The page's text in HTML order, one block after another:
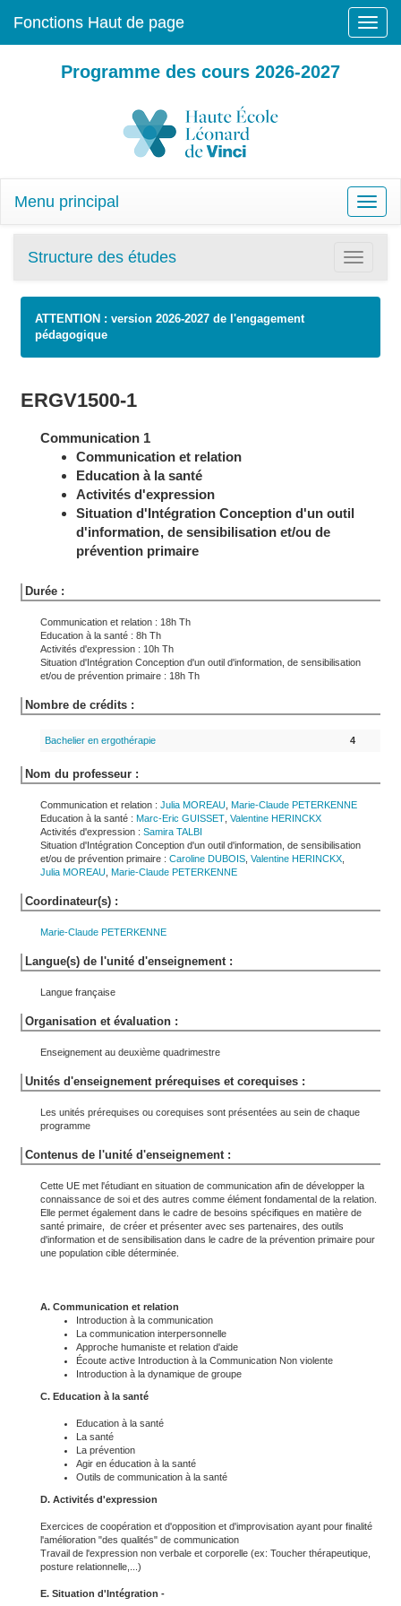
Toggle
Fonctions Haut de page
Programme des cours 2026-2027
Toggle
Menu principal
Toggle
Structure des études
ATTENTION : version 2026-2027 de l'engagement
pédagogique
ERGV1500-1
Communication 1
Communication et relation
Education à la santé
Activités d'expression
Situation d'Intégration Conception d'un outil
d'information, de sensibilisation et/ou de
prévention primaire
Durée :
Communication et relation : 18h Th
Education à la santé : 8h Th
Activités d'expression : 10h Th
Situation d'Intégration Conception d'un outil d'information, de sensibilisation
et/ou de prévention primaire : 18h Th
Nombre de crédits :
Bachelier en ergothérapie 4
Nom du professeur :
Communication et relation : Julia MOREAU Marie-Claude PETERKENNE
Education à la santé : Marc-Eric GUISSET Valentine HERINCKX
Activités d'expression : Samira TALBI
Situation d'Intégration Conception d'un outil d'information, de sensibilisation
et/ou de prévention primaire : Caroline DUBOIS Valentine HERINCKX
Julia MOREAU Marie-Claude PETERKENNE
Coordinateur(s) :
Marie-Claude PETERKENNE
Langue(s) de l'unité d'enseignement :
Langue française
Organisation et évaluation :
Enseignement au deuxième quadrimestre
Unités d'enseignement prérequises et corequises :
Les unités prérequises ou corequises sont présentées au sein de chaque
programme
Contenus de l'unité d'enseignement :
Cette UE met l'étudiant en situation de communication afin de développer la
connaissance de soi et des autres comme élément fondamental de la relation.
Elle permet également dans le cadre de besoins spécifiques en matière de
santé primaire, de créer et présenter avec ses partenaires, des outils
d'information et de sensibilisation dans le cadre de la prévention primaire pour
une population cible déterminée.
A. Communication et relation
Introduction à la communication
La communication interpersonnelle
Approche humaniste et relation d'aide
Écoute active Introduction à la Communication Non violente
Introduction à la dynamique de groupe
C. Education à la santé
Education à la santé
La santé
La prévention
Agir en éducation à la santé
Outils de communication à la santé
D. Activités d'expression
Exercices de coopération et d'opposition et d'improvisation ayant pour finalité
l'amélioration "des qualités" de communication
Travail de l'expression non verbale et corporelle (ex: Toucher thérapeutique,
posture relationnelle,...)
E. Situation d'Intégration -